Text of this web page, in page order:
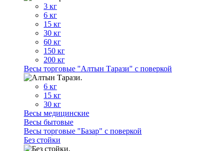
3 кг
6 кг
15 кг
30 кг
60 кг
150 кг
200 кг
Весы торговые "Алтын Тарази" с поверкой
6 кг
15 кг
30 кг
Весы медицинские
Весы бытовые
Весы торговые "Базар" с поверкой
Без стойки